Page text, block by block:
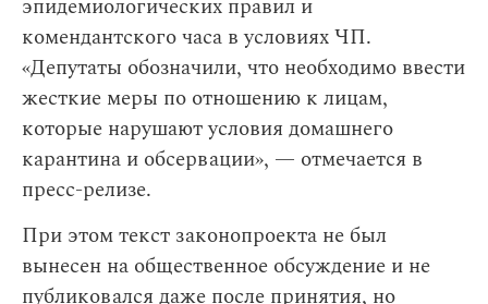
эпидемиологических правил и
комендантского часа в условиях ЧП.
«Депутаты обозначили, что необходимо ввести
жесткие меры по отношению к лицам,
которые нарушают условия домашнего
карантина и обсервации», — отмечается в
пресс-релизе.
При этом текст законопроекта не был
вынесен на общественное обсуждение и не
публиковался даже после принятия, но